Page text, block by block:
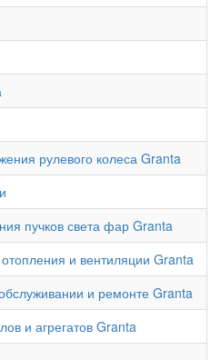
рулевого колеса Granta
пучков света фар Granta
и вентиляции Granta
и ремонте Granta
и агрегатов Granta